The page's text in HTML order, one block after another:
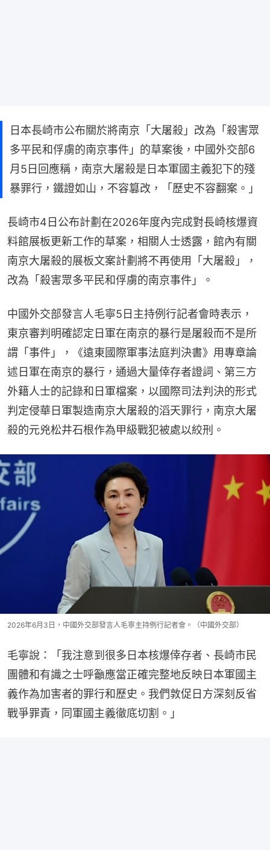
日本長崎市公布關於將南京「大屠殺」改為「殺害眾
多平民和俘虜的南京事件」的草案後，中國外交部6
月5日回應稱，南京大屠殺是日本軍國主義犯下的殘
暴罪行，鐵證如山，不容篡改，「歷史不容翻案。」
長崎市4日公布計劃在2026年度內完成對長崎核爆資
料館展板更新工作的草案，相關人士透露，館內有關
南京大屠殺的展板文案計劃將不再使用「大屠殺」，
改為「殺害眾多平民和俘虜的南京事件」。
中國外交部發言人毛寧5日主持例行記者會時表示，
東京審判明確認定日軍在南京的暴行是屠殺而不是所
謂「事件」，《遠東國際軍事法庭判決書》用專章論
述日軍在南京的暴行，通過大量倖存者證詞、第三方
外籍人士的記錄和日軍檔案，以國際司法判決的形式
判定侵華日軍製造南京大屠殺的滔天罪行，南京大屠
殺的元兇松井石根作為甲級戰犯被處以絞刑。
2026年6月3日，中國外交部發言人毛寧主持例行記者會。（中國外交部）
毛寧說：「我注意到很多日本核爆倖存者、長崎市民
團體和有識之士呼籲應當正確完整地反映日本軍國主
義作為加害者的罪行和歷史。我們敦促日方深刻反省
戰爭罪責，同軍國主義徹底切割。」